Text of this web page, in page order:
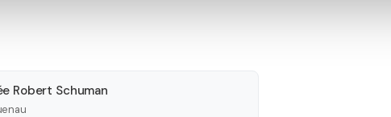
Robert Schuman